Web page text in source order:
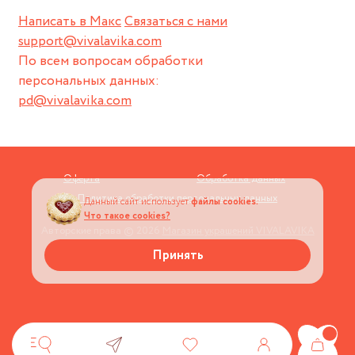
Написать в МаксСвязаться с нами
support@vivalavika.com
По всем вопросам обработки
персональных данных:
pd@vivalavika.com
Оферта
Обработка данных
Политика обработки персональных данных
Данный сайт используетфайлы cookies.
Что такое cookies?
Принять